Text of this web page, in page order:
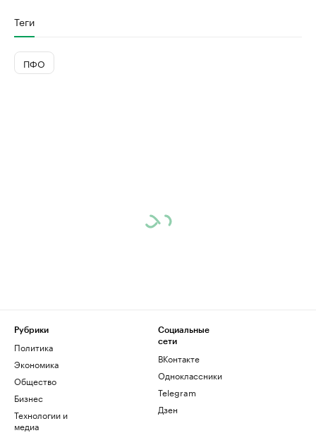
Теги
ПФО
Рубрики
Политика
Экономика
Общество
Бизнес
Технологии и
медиа
Социальные
сети
ВКонтакте
Одноклассники
Telegram
Дзен